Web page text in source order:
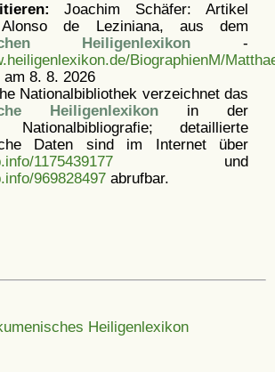
Joachim Schäfer: Artikel
Alonso de Leziniana, aus dem
Heiligenlexikon -
BiographienM/
am 8. 8. 2026
Nationalbibliothek verzeichnet das
Heiligenlexikonin der
Nationalbibliografie; detaillierte
Daten sind im Internet über
1175439177und
969828497abrufbar.
Heiligenlexikon